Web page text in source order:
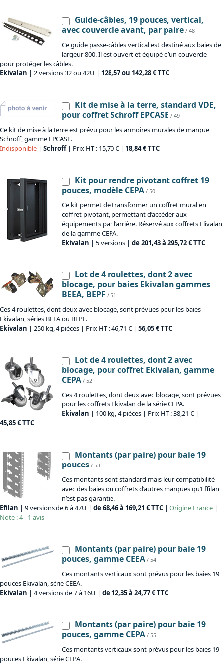
Guide-câbles, 19 pouces, vertical,
avec couvercle avant, par paire / 48
Ce guide passe-câbles vertical est destiné aux baies de
largeur 800. Il est ouvert et équipé d’un couvercle
pour protéger les câbles.
Ekivalan | 2 versions 32 ou 42U | 128,57 ou 142,28 € TTC
Kit de mise à la terre, standard VDE,
pour coffret Schroff EPCASE / 49
Ce kit de mise à la terre est prévu pour les armoires murales de marque
Schroff, gamme EPCASE.
Indisponible | Schroff| Prix HT : 15,70 € | 18,84 € TTC
Kit pour rendre pivotant coffret 19
pouces, modèle CEPA / 50
Ce kit permet de transformer un coffret mural en
coffret pivotant, permettant d’accéder aux
équipements par l’arrière. Réservé aux coffrets Elivalan
de la gamme CEPA.
Ekivalan | 5 versions | de 201,43 à 295,72 € TTC
Lot de 4 roulettes, dont 2 avec
blocage, pour baies Ekivalan gammes
BEEA, BEPF / 51
Ces 4 roulettes, dont deux avec blocage, sont prévues pour les baies
Ekivalan, séries BEEA ou BEPF.
Ekivalan | 250 kg, 4 pièces | Prix HT : 46,71 € | 56,05 € TTC
Lot de 4 roulettes, dont 2 avec
blocage, pour coffret Ekivalan, gamme
CEPA / 52
Ces 4 roulettes, dont deux avec blocage, sont prévues
pour les coffrets Ekivalan de la série CEPA.
Ekivalan | 100 kg, 4 pièces | Prix HT : 38,21 € |
45,85 € TTC
Montants (par paire) pour baie 19
pouces / 53
Ces montants sont standard mais leur compatibilité
avec des baies ou coffrets d’autres marques qu’Effilan
n’est pas garantie.
Efilan | 9 versions de 6 à 47U | de 68,46 à 169,21 € TTC | Origine France |
Note : 4 - 1 avis
Montants (par paire) pour baie 19
pouces, gamme CEEA / 54
Ces montants verticaux sont prévus pour les baies 19
pouces Ekivalan, série CEEA.
Ekivalan | 4 versions de 7 à 16U | de 12,35 à 24,77 € TTC
Montants (par paire) pour baie 19
pouces, gamme CEPA / 55
Ces montants verticaux sont prévus pour les baies 19
pouces Ekivalan, série CEPA.